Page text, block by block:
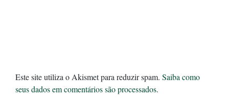
Este site utiliza o Akismet para reduzir spam. Saiba como
seus dados em comentários são processados.